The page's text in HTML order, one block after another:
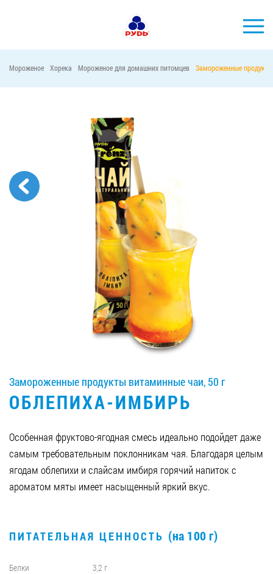
КОМПАНИЯ
ПОТРЕБИТЕЛЯМ
АКЦИИ
ПРЕСС-ЦЕНТР
ХОРЕКА
Тендерные закупки
Контакты
Вакансии
ЗАКАЗАТЬ ПРОДУКЦИЮ «РУДЬ»:
СТАТЬ ПАРТНЕРОМ
0412 42 29 23
Мороженое Хорека Мороженое для домашних питомцев Замороженные продукты
Замороженные продукты витаминные чаи, 50 г
ОБЛЕПИХА-ИМБИРЬ
Особенная фруктово-ягодная смесь идеально подойдет даже
самым требовательным поклонникам чая. Благодаря целым
ягодам облепихи и слайсам имбиря горячий напиток с
ароматом мяты имеет насыщенный яркий вкус.
ПИТАТЕЛЬНАЯ ЦЕННОСТЬ (на 100 г)
Белки
3,2 г